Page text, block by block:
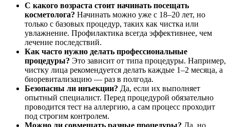
С какого возраста стоит начинать посещать
косметолога? Начинать можно уже с 18–20 лет, но
только с базовых процедур, таких как чистка или
увлажнение. Профилактика всегда эффективнее, чем
лечение последствий.
Как часто нужно делать профессиональные
процедуры? Это зависит от типа процедуры. Например,
чистку лица рекомендуется делать каждые 1–2 месяца, а
биоревитализацию — раз в полгода.
Безопасны ли инъекции? Да, если их выполняет
опытный специалист. Перед процедурой обязательно
проводится тест на аллергию, а сам процесс проходит
под строгим контролем.
Можно ли совмещать разные процедуры? Да, но